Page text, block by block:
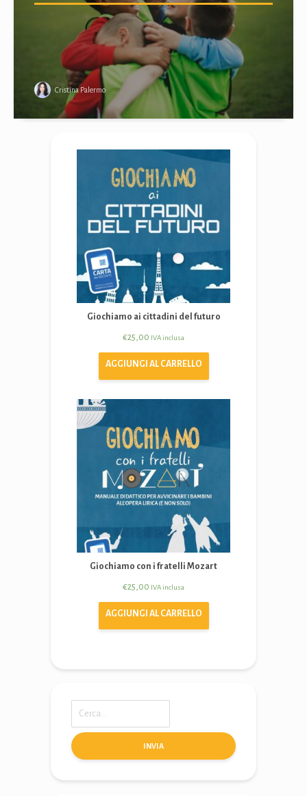
Cristina Palermo
Giochiamo ai cittadini del futuro
€25,00 IVA inclusa
AGGIUNGI AL CARRELLO
Giochiamo con i fratelli Mozart
€25,00 IVA inclusa
AGGIUNGI AL CARRELLO
INVIA